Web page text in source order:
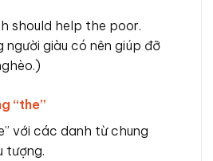
should help the poor.
người giàu có nên giúp đỡ
“the”
với các danh từ chung
tượng.